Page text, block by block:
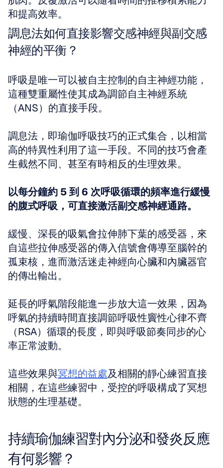
和提高效率。
調息法如何直接影響交感神經與副交感
神經的平衡？
呼吸是唯一可以被自主控制的自主神經功能，
這種雙重屬性使其成為調節自主神經系統
（ANS）的直接手段。
調息法，即瑜伽呼吸技巧的正式集合，以相當
高的特異性利用了這一手段。不同的技巧會產
生截然不同、甚至有時相反的生理效果。
以每分鐘約 5 到 6 次呼吸循環的頻率進行緩慢
的腹式呼吸，可直接激活副交感神經通路。
緩慢、深長的吸氣會拉伸肺下葉的感受器，來
自這些拉伸感受器的傳入信號會傳導至腦幹的
孤束核，進而激活迷走神經向心臟和內臟器官
的傳出輸出。
延長的呼氣階段能進一步放大這一效果，因為
呼氣的持續時間直接調節呼吸性竇性心律不齊
（RSA）循環的長度，即與呼吸節奏同步的心
率正常波動。
這些效果與冥想的益處及相關的靜心練習直接
相關，在這些練習中，受控的呼吸構成了冥想
狀態的生理基礎。
持續瑜伽練習對內分泌和發炎反應
有何影響？